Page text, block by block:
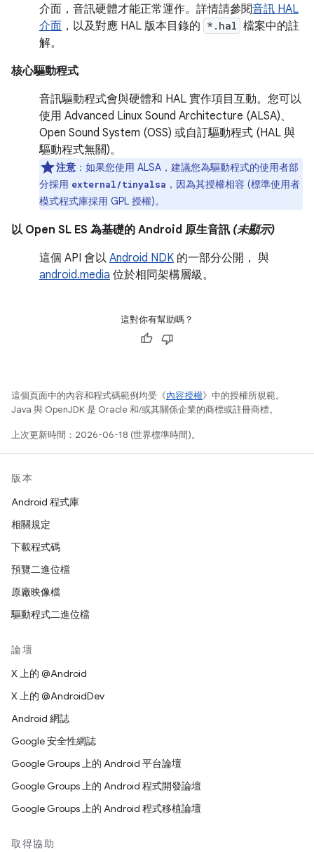
介面，音訊硬體才能正常運作。詳情請參閱音訊 HAL
介面 ，以及對應 HAL 版本目錄的 *.hal 檔案中的註
解。
核心驅動程式
音訊驅動程式會與硬體和 HAL 實作項目互動。您可以
使用 Advanced Linux Sound Architecture (ALSA)、
Open Sound System (OSS) 或自訂驅動程式 (HAL 與
驅動程式無關)。
注意 ：如果您使用 ALSA，建議您為驅動程式的使用者部
分採用 external/tinyalsa ，因為其授權相容 (標準使用者
模式程式庫採用 GPL 授權)。
以 Open SL ES 為基礎的 Android 原生音訊 (未顯示)
這個 API 會以 Android NDK 的一部分公開， 與
android.media 位於相同架構層級。
這對你有幫助嗎？
這個頁面中的內容和程式碼範例均受《內容授權》中的授權所規範。
Java 與 OpenJDK 是 Oracle 和/或其關係企業的商標或註冊商標。
上次更新時間：2026-06-18 (世界標準時間)。
版本
Android 程式庫
相關規定
下載程式碼
預覽二進位檔
原廠映像檔
驅動程式二進位檔
論壇
X 上的 @Android
X 上的 @AndroidDev
Android 網誌
Google 安全性網誌
Google Groups 上的 Android 平台論壇
Google Groups 上的 Android 程式開發論壇
Google Groups 上的 Android 程式移植論壇
取得協助